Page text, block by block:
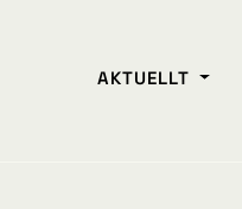
AKTUELLT